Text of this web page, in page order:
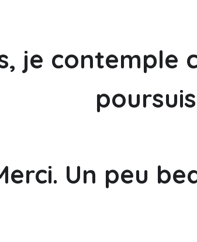
je contemple
Un peu